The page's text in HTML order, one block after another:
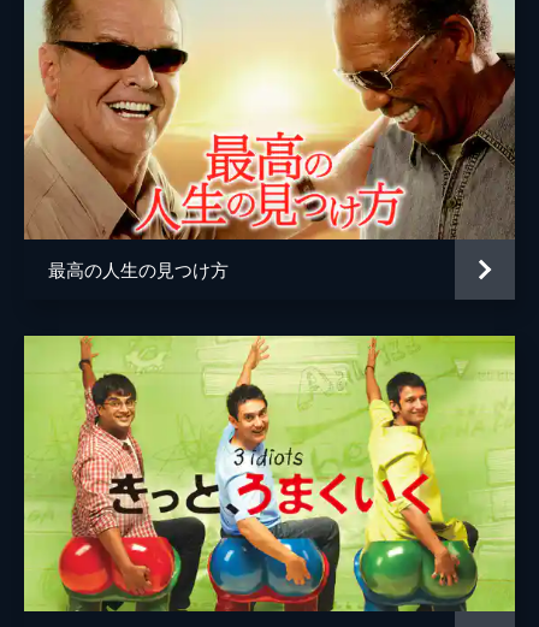
ドン・スターク
ランダル・ゴンザレス
ヴォン・ルイス
ブライアン・ステパニック
監督 ピーター・ファレリー
脚本 ニック・ヴァレロンガ
ピーター・ファレリー
音楽 クリス・バワーズ
ジム・バーク
ブライアン・カリー
ピーター・ファレリー
ニック・ヴァレロンガ
最高の人生の見つけ方